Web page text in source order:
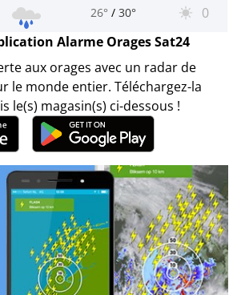
26° / 30°
0
Alarme Orages Sat24
aux orages avec un radar de
le monde entier. Téléchargez-la
le(s) magasin(s) ci-dessous !